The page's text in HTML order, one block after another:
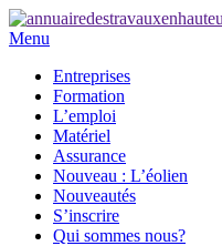
Menu
Entreprises
Formation
L’emploi
Matériel
Assurance
Nouveau : L’éolien
Nouveautés
S’inscrire
Qui sommes nous?